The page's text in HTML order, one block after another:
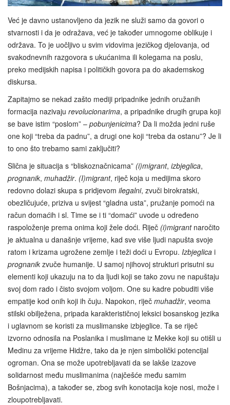
Već je davno ustanovljeno da jezik ne služi samo da govori o
stvarnosti i da je odražava, već je također umnogome oblikuje i
održava. To je uočljivo u svim vidovima jezičkog djelovanja, od
svakodnevnih razgovora s ukućanima ili kolegama na poslu,
preko medijskih napisa i političkih govora pa do akademskog
diskursa.
Zapitajmo se nekad zašto mediji pripadnike jednih oružanih
formacija nazivaju revolucionarima, a pripadnike drugih grupa koji
se bave istim “poslom” – pobunjenicima? Da li možda jedni ruše
one koji “treba da padnu”, a drugi one koji “treba da ostanu”? Je li
to ono što trebamo sami zaključiti?
Slična je situacija s “bliskoznačnicama” (i)migrant, izbjeglica,
prognanik, muhadžir. (I)migrant, riječ koja u medijima skoro
redovno dolazi skupa s pridjevom ilegalni, zvuči birokratski,
obezličujuće, priziva u svijest “gladna usta”, pružanje pomoći na
račun domaćih i sl. Time se i ti “domaći” uvode u određeno
raspoloženje prema onima koji žele doći. Riječ (i)migrantnaročito
je aktualna u današnje vrijeme, kad sve više ljudi napušta svoje
ratom i krizama ugrožene zemlje i teži doći u Evropu. Izbjeglica i
prognanik zvuče humanije. U samoj njihovoj strukturi prisutni su
elementi koji ukazuju na to da ljudi koji se tako zovu ne napuštaju
svoj dom rado i čisto svojom voljom. One su kadre pobuditi više
empatije kod onih koji ih čuju. Napokon, riječ muhadžir, veoma
stilski obilježena, pripada karakterističnoj leksici bosanskog jezika
i uglavnom se koristi za muslimanske izbjeglice. Ta se riječ
izvorno odnosila na Poslanika i muslimane iz Mekke koji su otišli u
Medinu za vrijeme Hidžre, tako da je njen simbolički potencijal
ogroman. Ona se može upotrebljavati da se lakše izazove
solidarnost među muslimanima (najčešće među samim
Bošnjacima), a također se, zbog svih konotacija koje nosi, može i
zloupotrebljavati.